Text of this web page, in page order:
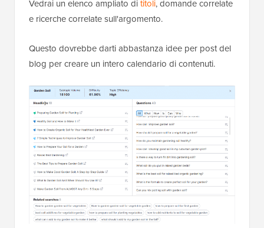
Vedrai un elenco ampliato dititoli, domande correlate
e ricerche correlate sull'argomento.
Questo dovrebbe darti abbastanza idee per post del
blog per creare un intero calendario di contenuti.